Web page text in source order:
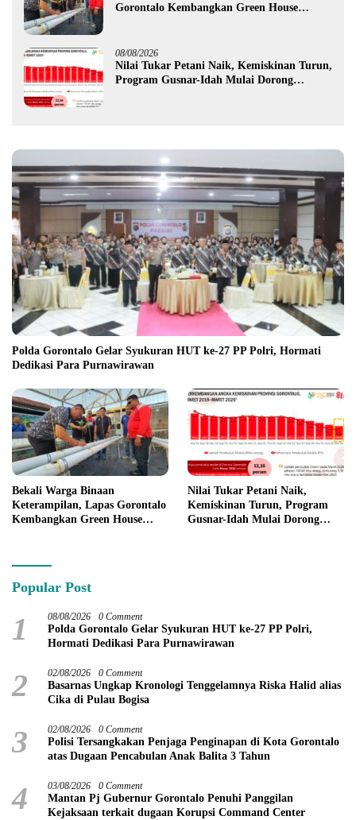
Gorontalo Kembangkan Green House
08/08/2026
Nilai Tukar Petani Naik, Kemiskinan Turun,
Program Gusnar-Idah Mulai Dorong
Polda Gorontalo Gelar Syukuran HUT ke-27 PP Polri, Hormati
Dedikasi Para Purnawirawan
Bekali Warga Binaan
Keterampilan, Lapas Gorontalo
Kembangkan Green House
Nilai Tukar Petani Naik,
Kemiskinan Turun, Program
Gusnar-Idah Mulai Dorong
Popular Post
1 08/08/2026 0 Comment
Polda Gorontalo Gelar Syukuran HUT ke-27 PP Polri,
Hormati Dedikasi Para Purnawirawan
2 02/08/2026 0 Comment
Basarnas Ungkap Kronologi Tenggelamnya Riska Halid alias
Cika di Pulau Bogisa
3 02/08/2026 0 Comment
Polisi Tersangkakan Penjaga Penginapan di Kota Gorontalo
atas Dugaan Pencabulan Anak Balita 3 Tahun
4 03/08/2026 0 Comment
Mantan Pj Gubernur Gorontalo Penuhi Panggilan
Kejaksaan terkait dugaan Korupsi Command Center